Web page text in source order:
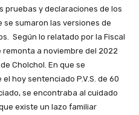
pruebas y declaraciones de los
sumaron las versiones de
Según lo relatado por la Fiscal
remonta a noviembre del 2022
Cholchol. En que se
hoy sentenciado P.V.S. de 60
se encontraba al cuidado
existe un lazo familiar